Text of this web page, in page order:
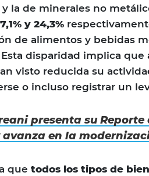
la de minerales no
y 24,3%
de alimentos y bebidas
Esta disparidad implica que
visto reducida su
o incluso registrar un
presenta su Reporte
en la
que todos los tipos de